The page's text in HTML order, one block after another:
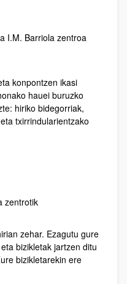
I.M. Barriola zentroa
konpontzen ikasi
hauei buruzko
hiriko bidegorriak,
txirrindularientzako
zentrotik
zehar. Ezagutu gure
bizikletak jartzen ditu
bizikletarekin ere